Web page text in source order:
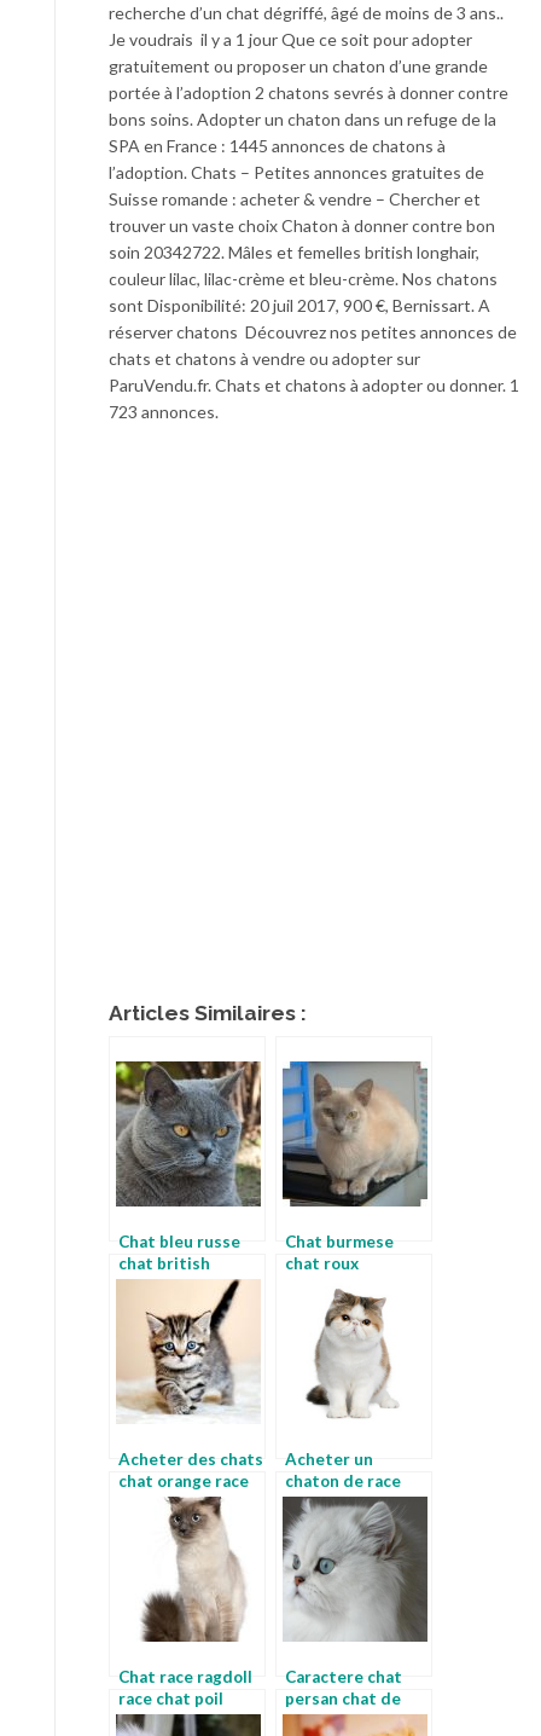
recherche d’un chat dégriffé, âgé de moins de 3 ans..
Je voudrais il y a 1 jour Que ce soit pour adopter
gratuitement ou proposer un chaton d’une grande
portée à l’adoption 2 chatons sevrés à donner contre
bons soins. Adopter un chaton dans un refuge de la
SPA en France : 1445 annonces de chatons à
l’adoption. Chats – Petites annonces gratuites de
Suisse romande : acheter & vendre – Chercher et
trouver un vaste choix Chaton à donner contre bon
soin 20342722. Mâles et femelles british longhair,
couleur lilac, lilac-crème et bleu-crème. Nos chatons
sont Disponibilité: 20 juil 2017, 900 €, Bernissart. A
réserver chatons Découvrez nos petites annonces de
chats et chatons à vendre ou adopter sur
ParuVendu.fr. Chats et chatons à adopter ou donner. 1
723 annonces.
Articles Similaires :
Chat bleu russe
chat british
shorthair
Chat burmese
chat roux
Acheter des chats
chat orange race
Acheter un
chaton de race
race de chat
appartement
Chat race ragdoll
race chat poil
court
Caractere chat
persan chat de
race a donner